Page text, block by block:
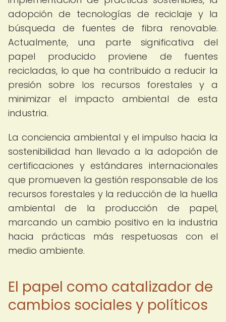
adopción de tecnologías de reciclaje y la
búsqueda de fuentes de fibra renovable.
Actualmente, una parte significativa del
papel producido proviene de fuentes
recicladas, lo que ha contribuido a reducir la
presión sobre los recursos forestales y a
minimizar el impacto ambiental de esta
industria.
La conciencia ambiental y el impulso hacia la
sostenibilidad han llevado a la adopción de
certificaciones y estándares internacionales
que promueven la gestión responsable de los
recursos forestales y la reducción de la huella
ambiental de la producción de papel,
marcando un cambio positivo en la industria
hacia prácticas más respetuosas con el
medio ambiente.
El papel como catalizador de
cambios sociales y políticos